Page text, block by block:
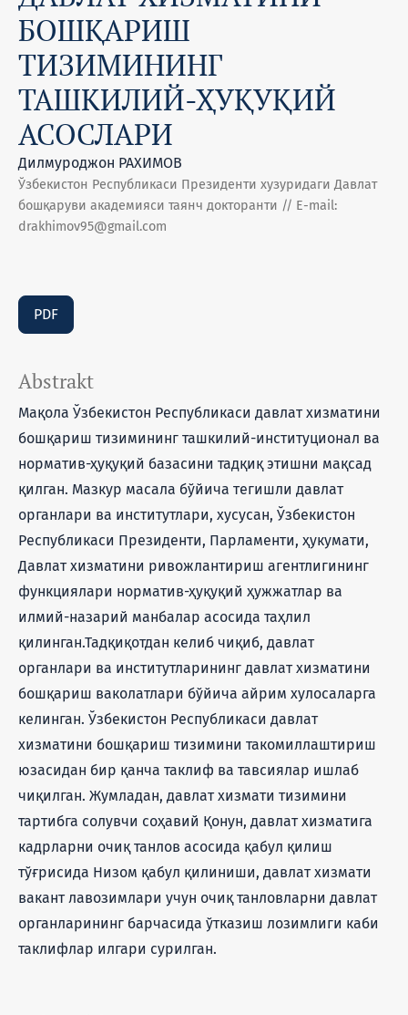
БОШҚАРИШ
ТИЗИМИНИНГ
ТАШКИЛИЙ-ҲУҚУҚИЙ
АСОСЛАРИ
Дилмуроджон РАХИМОВ
Ўзбекистон Республикаси Президенти хузуридаги Давлат
бошқаруви академияси таянч докторанти // E-mail:
drakhimov95@gmail.com
PDF
Abstrakt
Мақола Ўзбекистон Республикаси давлат хизматини
бошқариш тизимининг ташкилий-институционал ва
норматив-ҳуқуқий базасини тадқиқ этишни мақсад
қилган. Мазкур масала бўйича тегишли давлат
органлари ва институтлари, хусусан, Ўзбекистон
Республикаси Президенти, Парламенти, ҳукумати,
Давлат хизматини ривожлантириш агентлигининг
функциялари норматив-ҳуқуқий ҳужжатлар ва
илмий-назарий манбалар асосида таҳлил
қилинган.Тадқиқотдан келиб чиқиб, давлат
органлари ва институтларининг давлат хизматини
бошқариш ваколатлари бўйича айрим хулосаларга
келинган. Ўзбекистон Республикаси давлат
хизматини бошқариш тизимини такомиллаштириш
юзасидан бир қанча таклиф ва тавсиялар ишлаб
чиқилган. Жумладан, давлат хизмати тизимини
тартибга солувчи соҳавий Қонун, давлат хизматига
кадрларни очиқ танлов асосида қабул қилиш
тўғрисида Низом қабул қилиниши, давлат хизмати
вакант лавозимлари учун очиқ танловларни давлат
органларининг барчасида ўтказиш лозимлиги каби
таклифлар илгари сурилган.